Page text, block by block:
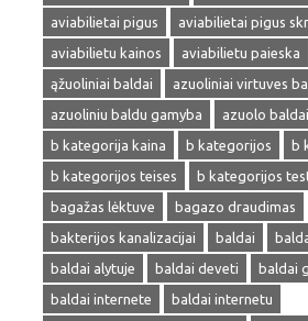
aviabilietai pigus
aviabilietai pigus
aviabilietu kainos
aviabilietu paieska
ąžuoliniai baldai
azuoliniai virtuves
azuoliniu baldu gamyba
azuolo baldai
b kategorija kaina
b kategorijos
b
b kategorijos teises
b kategorijos
bagažas lėktuve
bagazo draudimas
bakterijos kanalizacijai
baldai
baldai alytuje
baldai deveti
baldai
baldai internete
baldai internetu